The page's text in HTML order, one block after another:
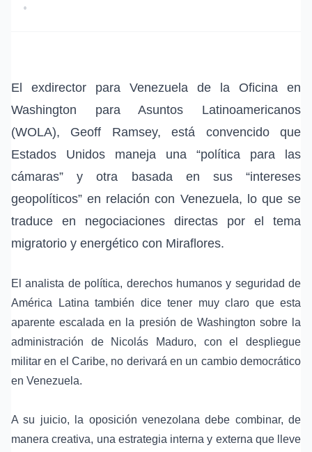
•
El exdirector para Venezuela de la Oficina en
Washington para Asuntos Latinoamericanos
(WOLA), Geoff Ramsey, está convencido que
Estados Unidos maneja una “política para las
cámaras” y otra basada en sus “intereses
geopolíticos” en relación con Venezuela, lo que se
traduce en negociaciones directas por el tema
migratorio y energético con Miraflores.
El analista de política, derechos humanos y seguridad de
América Latina también dice tener muy claro que esta
aparente escalada en la presión de Washington sobre la
administración de Nicolás Maduro, con el despliegue
militar en el Caribe, no derivará en un cambio democrático
en Venezuela.
A su juicio, la oposición venezolana debe combinar, de
manera creativa, una estrategia interna y externa que lleve